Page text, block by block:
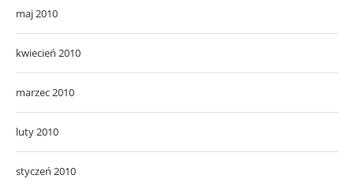
maj 2010
kwiecień 2010
marzec 2010
luty 2010
styczeń 2010